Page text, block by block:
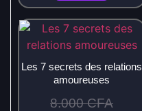
Les 7 secrets des relations
amoureuses
8.000CFA